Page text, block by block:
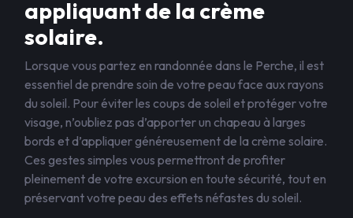
appliquant de la crème
solaire.
Lorsque vous partez en randonnée dans le Perche, il est
essentiel de prendre soin de votre peau face aux rayons
du soleil. Pour éviter les coups de soleil et protéger votre
visage, n’oubliez pas d’apporter un chapeau à larges
bords et d’appliquer généreusement de la crème solaire.
Ces gestes simples vous permettront de profiter
pleinement de votre excursion en toute sécurité, tout en
préservant votre peau des effets néfastes du soleil.